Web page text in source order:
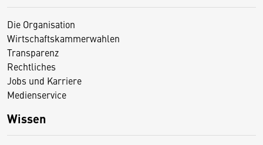
Die Organisation
Wirtschaftskammerwahlen
Transparenz
Rechtliches
Jobs und Karriere
Medienservice
Wissen